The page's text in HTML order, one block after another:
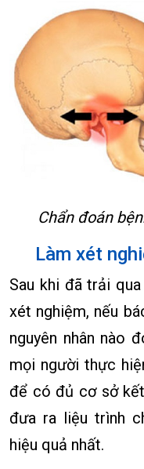
Chẩn đoán
Làm xét
Sau khi đã trải
xét nghiệm, nếu
nguyên nhân nào
mọi người thực
để có đủ cơ sở
đưa ra liệu trình
hiệu quả nhất.